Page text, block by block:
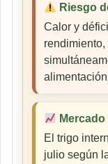
Riesgo
Calor y
El trigo
julio según